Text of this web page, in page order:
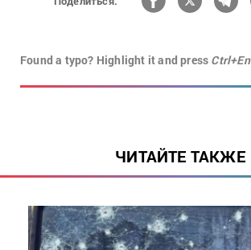
Found a typo? Highlight it and press
ЧИТАЙТЕ ТАКЖЕ